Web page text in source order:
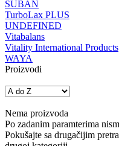
SUBAN
TurboLax PLUS
UNDEFINED
Vitabalans
Vitality International Products
WAYA
Proizvodi
Nema proizvoda
Po zadanim paramterima
Pokušajte sa drugačijim